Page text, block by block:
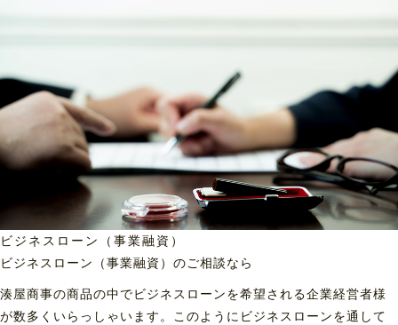
ビジネスローン（事業融資）
ビジネスローン（事業融資）のご相談なら
湊屋商事の商品の中でビジネスローンを希望される企業経営者様
が数多くいらっしゃいます。このようにビジネスローンを通して